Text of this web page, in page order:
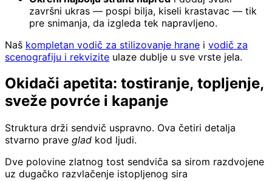
završni ukras — pospi bilja, kiseli krastavac — tik
pre snimanja, da izgleda tek napravljeno.
Naš kompletan vodič za stilizovanje hrane i vodič za
scenografiju i rekvizite ulaze dublje u sve vrste jela.
Okidači apetita: tostiranje, topljenje,
sveže povrće i kapanje
Struktura drži sendvič uspravno. Ova četiri detalja
stvarno prave glad kod ljudi.
Dve polovine zlatnog tost sendviča sa sirom razdvojene
uz dugačko razvlačenje istopljenog sira